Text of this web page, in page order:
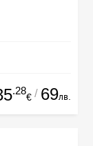
.28
€ / 69лв.